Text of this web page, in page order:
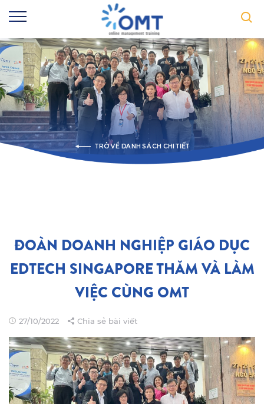
TRỞ VỀ DANH SÁCH CHI TIẾT
ĐOÀN DOANH NGHIỆP GIÁO DỤC
EDTECH SINGAPORE THĂM VÀ LÀM
VIỆC CÙNG OMT
27/10/2022 Chia sẻ bài viết